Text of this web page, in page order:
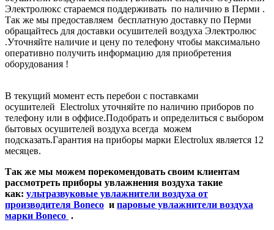
Электролюкс стараемся поддерживать по наличию в Перми .
Так же мы предоставляем бесплатную доставку по Перми
обращайтесь для доставки осушителей воздуха Электролюс
.Уточняйте наличие и цену по телефону чтобы максимально
оперативно получить информацию для приобретения
оборудования !
В текущий момент есть перебои с поставками
осушителей Electrolux уточняйте по наличию приборов по
телефону или в оффисе.Подобрать и определиться с выбором
бытовых осушителей воздуха всегда можем
подсказать.Гарантия на приборы марки Electrolux является 12
месяцев.
Так же мы можем порекомендовать своим клиентам
рассмотреть приборы увлажнения воздуха такие
как: ультразвуковые увлажнители воздуха от
производителя Boneco и паровые увлажнители воздуха
марки Boneco .